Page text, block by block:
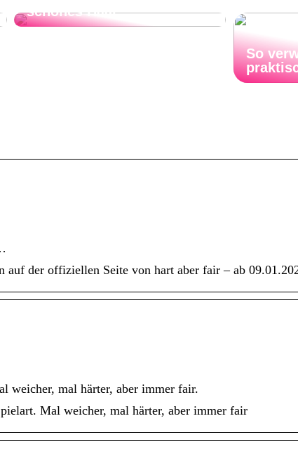
schönes Haar
So
auf der offiziellen Seite von hart aber fair – ab
weicher, mal härter, aber immer fair.
Mal weicher, mal härter, aber immer fair